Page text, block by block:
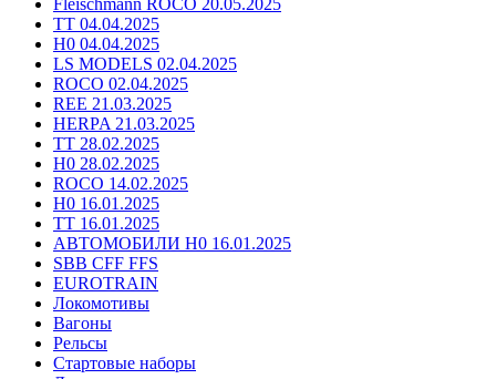
TT 04.04.2025
H0 04.04.2025
LS MODELS 02.04.2025
ROCO 02.04.2025
REE 21.03.2025
HERPA 21.03.2025
TT 28.02.2025
H0 28.02.2025
ROCO 14.02.2025
H0 16.01.2025
TT 16.01.2025
АВТОМОБИЛИ H0 16.01.2025
SBB CFF FFS
EUROTRAIN
Локомотивы
Вагоны
Рельсы
Стартовые наборы